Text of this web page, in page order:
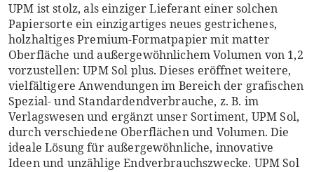
UPM ist stolz, als einziger Lieferant einer solchen
Papiersorte ein einzigartiges neues gestrichenes,
holzhaltiges Premium-Formatpapier mit matter
Oberfläche und außergewöhnlichem Volumen von 1,2
vorzustellen: UPM Sol plus. Dieses eröffnet weitere,
vielfältigere Anwendungen im Bereich der grafischen
Spezial- und Standardendverbrauche, z. B. im
Verlagswesen und ergänzt unser Sortiment, UPM Sol,
durch verschiedene Oberflächen und Volumen. Die
ideale Lösung für außergewöhnliche, innovative
Ideen und unzählige Endverbrauchszwecke. UPM Sol